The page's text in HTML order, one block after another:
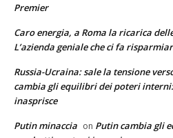
Premier
Caro energia, a Roma la ricarica
L’azienda geniale che ci fa
Russia-Ucraina: sale la tensione
cambia gli equilibri dei poteri
inasprisce
Putin minaccia on Putin cambia gli